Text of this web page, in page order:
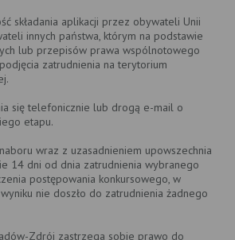
składania aplikacji przez obywateli Unii
innych państwa, którym na podstawie
lub przepisów prawa wspólnotowego
zatrudnienia na terytorium
się telefonicznie lub drogą e-mail o
etapu.
wraz z uzasadnieniem upowszechnia
14 dni od dnia zatrudnienia wybranego
postępowania konkursowego, w
nie doszło do zatrudnienia żadnego
Zdrój zastrzega sobie prawo do